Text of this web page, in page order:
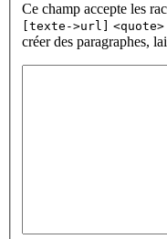
Ce champ accepte les
[texte->url]
<quote>
créer des paragraphes,